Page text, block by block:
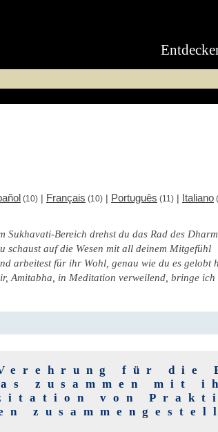
(10) | Français (10) | Português (11) | Italiano
Sukhavati-Bereich drehst du das Rad des
schaust auf die Wesen mit all deinem Mitgefühl
arbeitest für ihr Wohl, genau wie du es gelobt
Amitabha, in Meditation verweilend, bringe ich
für die
zusammen mit
von